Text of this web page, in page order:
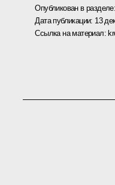
Опубликован в разделе:
Дата публикации: 13
Ссылка на материал: